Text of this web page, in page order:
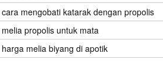
cara mengobati katarak dengan propolis
melia propolis untuk mata
harga melia biyang di apotik